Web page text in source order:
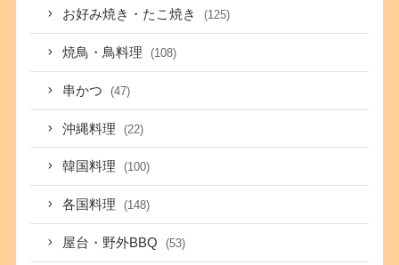
お好み焼き・たこ焼き (125)
焼鳥・鳥料理 (108)
串かつ (47)
沖縄料理 (22)
韓国料理 (100)
各国料理 (148)
屋台・野外BBQ (53)